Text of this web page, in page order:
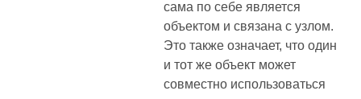
сама по себе является
объектом и связана с узлом.
Это также означает, что один
и тот же объект может
совместно использоваться